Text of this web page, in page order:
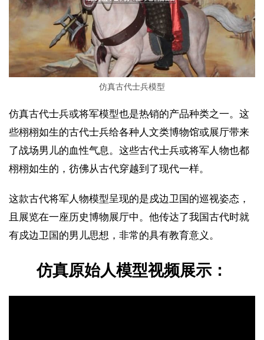
仿真古代士兵模型
仿真古代士兵或将军模型也是热销的产品种类之一。这
些栩栩如生的古代士兵给各种人文类博物馆或展厅带来
了战场男儿的血性气息。这些古代士兵或将军人物也都
栩栩如生的，彷佛从古代穿越到了现代一样。
这款古代将军人物模型呈现的是戍边卫国的巡视姿态，
且展览在一座历史博物展厅中。他传达了我国古代时就
有戍边卫国的男儿思想，非常的具有教育意义。
仿真原始人模型视频展示：